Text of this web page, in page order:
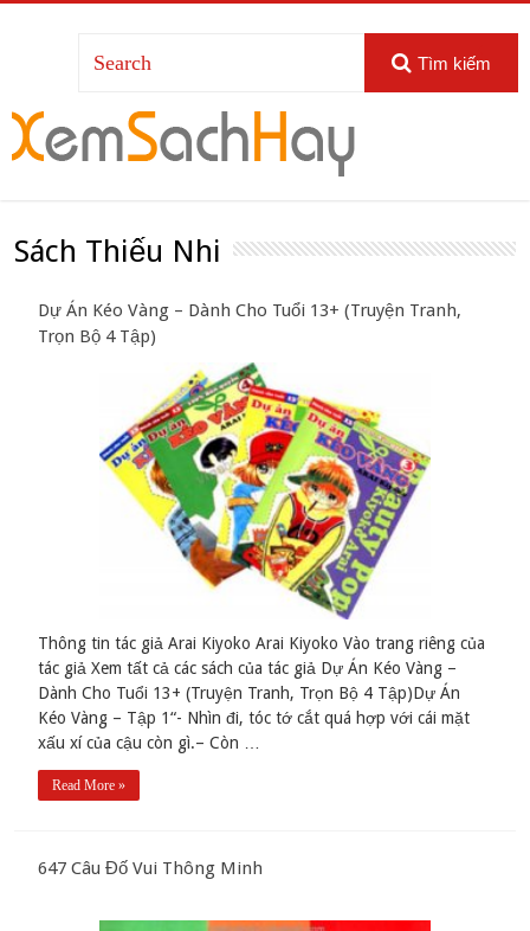
Tìm kiếm
Sách Thiếu Nhi
Dự Án Kéo Vàng – Dành Cho Tuổi 13+ (Truyện Tranh,
Trọn Bộ 4 Tập)
Thông tin tác giả Arai Kiyoko Arai Kiyoko Vào trang riêng của
tác giả Xem tất cả các sách của tác giả Dự Án Kéo Vàng –
Dành Cho Tuổi 13+ (Truyện Tranh, Trọn Bộ 4 Tập)Dự Án
Kéo Vàng – Tập 1“- Nhìn đi, tóc tớ cắt quá hợp với cái mặt
xấu xí của cậu còn gì.– Còn …
Read More »
647 Câu Đố Vui Thông Minh